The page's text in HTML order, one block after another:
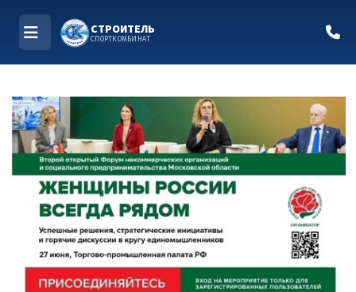
содержимому
МЕНЮ
СТРОИТЕЛЬ
СПОРТКОМБИНАТ